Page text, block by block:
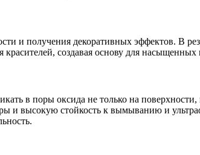
получения декоративных эффектов. В
создавая основу для насыщенных
в поры оксида не только на
высокую стойкость к вымыванию и